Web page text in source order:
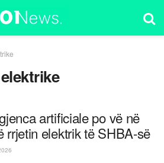
artificiale po vë në
rrjetin elektrik të SHBA-së